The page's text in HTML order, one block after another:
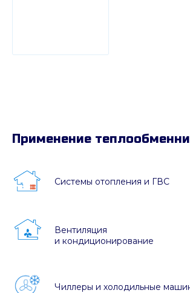
Применение
Системы отопления и ГВС
Вентиляция
и кондиционирование
Чиллеры и холодильные